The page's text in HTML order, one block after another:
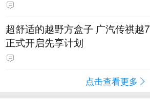
超舒适的越野方盒子 广汽传祺越7
正式开启先享计划
点击查看更多